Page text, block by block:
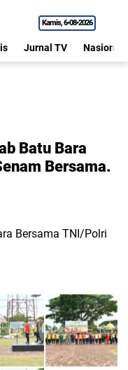
Kamis 6•08•2026
Jurnal TV Nasional
Batu Bara
Bersama.
Bersama TNI/Polri